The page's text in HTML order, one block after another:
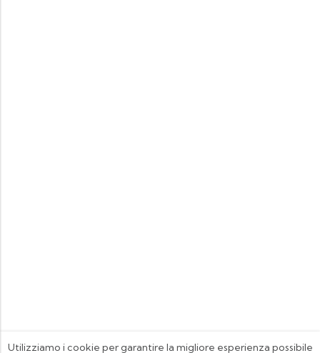
Utilizziamo i cookie per garantire la migliore esperienza possibile